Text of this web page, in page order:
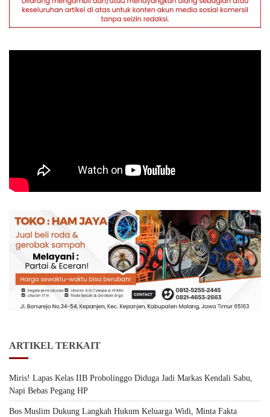
ARTIKEL TERKAIT
Miris! Lapas Kelas IIB Probolinggo Diduga Jadi Markas Kendali Sabu,
Napi Bebas Pegang HP
Bos Muslim Dukung Langkah Hukum Keluarga Widi, Minta Fakta